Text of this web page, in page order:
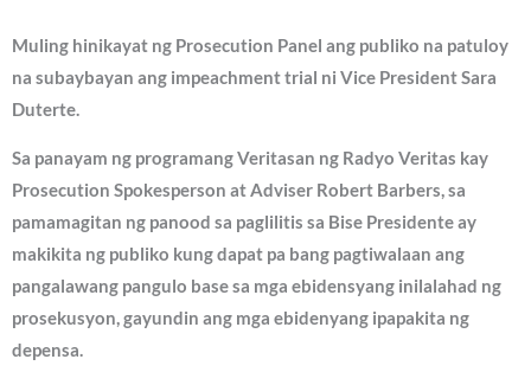
Muling hinikayat ng Prosecution Panel ang publiko na patuloy
na subaybayan ang impeachment trial ni Vice President Sara
Duterte.
Sa panayam ng programang Veritasan ng Radyo Veritas kay
Prosecution Spokesperson at Adviser Robert Barbers, sa
pamamagitan ng panood sa paglilitis sa Bise Presidente ay
makikita ng publiko kung dapat pa bang pagtiwalaan ang
pangalawang pangulo base sa mga ebidensyang inilalahad ng
prosekusyon, gayundin ang mga ebidenyang ipapakita ng
depensa.